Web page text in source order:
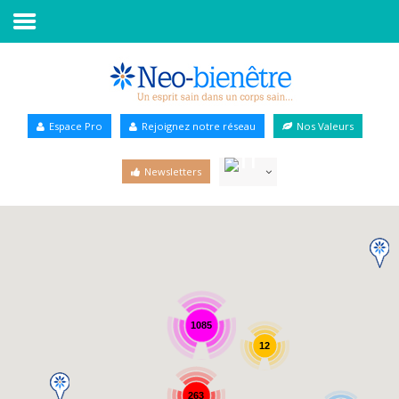
Annuaire Bien-être
Espace Pro Rejoignez notre réseau Nos Valeurs
Newsletters
1085
263
12